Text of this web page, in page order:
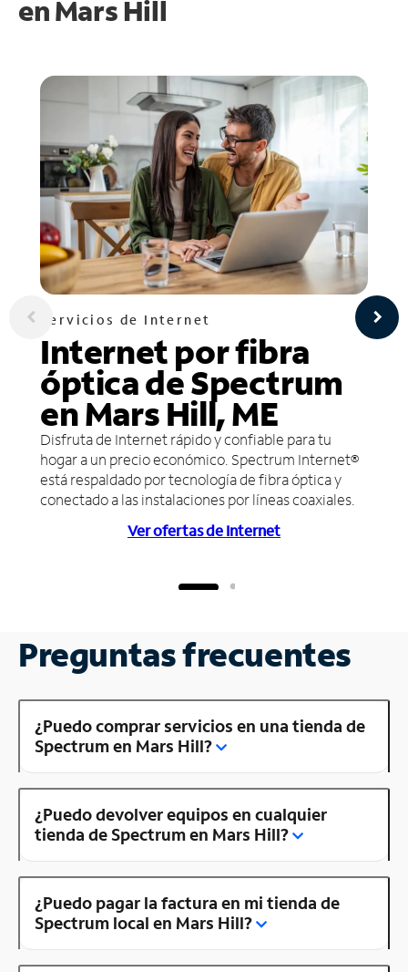
enMars Hill
Servicios de Internet
Internet por fibra
óptica de Spectrum
en Mars Hill, ME
Disfruta de Internet rápido y confiable para tu
hogar a un precio económico. Spectrum Internet®
está respaldado por tecnología de fibra óptica y
conectado a las instalaciones por líneas coaxiales.
Ver ofertas de Internet
Preguntas frecuentes
¿Puedo comprar servicios en una tienda de
Spectrum en Mars Hill?
¿Puedo devolver equipos en cualquier
tienda de Spectrum en Mars Hill?
¿Puedo pagar la factura en mi tienda de
Spectrum local en Mars Hill?